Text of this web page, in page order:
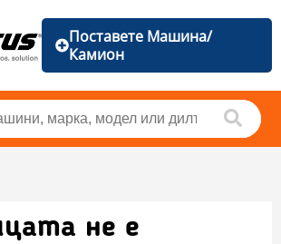
Поставете Машина/
Камион
не е